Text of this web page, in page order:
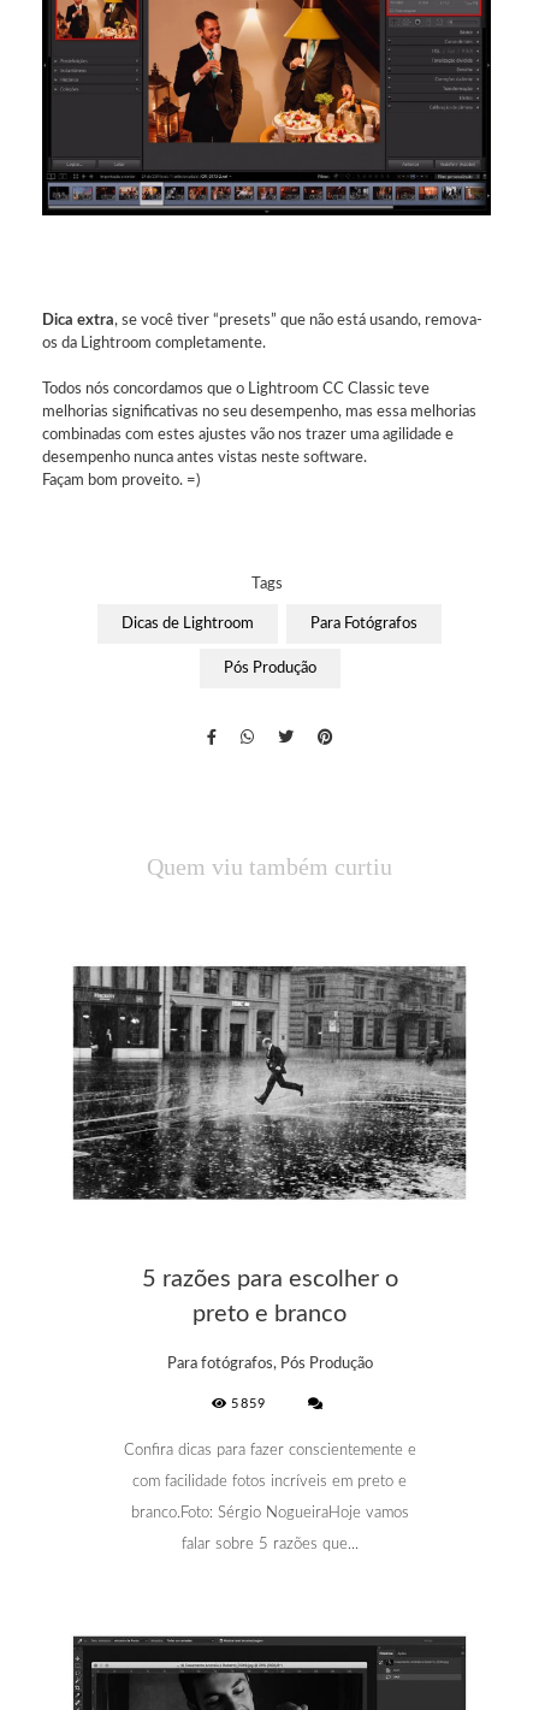
Dica extra, se você tiver “presets” que não está usando, remova-
os da Lightroom completamente.
Todos nós concordamos que o Lightroom CC Classic teve
melhorias significativas no seu desempenho, mas essa melhorias
combinadas com estes ajustes vão nos trazer uma agilidade e
desempenho nunca antes vistas neste software.
Façam bom proveito. =)
Tags
Dicas de Lightroom Para Fotógrafos
Pós Produção
Quem viu também curtiu
5 razões para escolher o
preto e branco
Para fotógrafos, Pós Produção
5859
Confira dicas para fazer conscientemente e
com facilidade fotos incríveis em preto e
branco.Foto: Sérgio NogueiraHoje vamos
falar sobre 5 razões que...